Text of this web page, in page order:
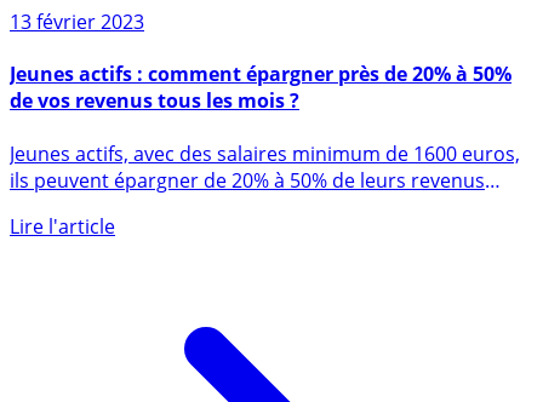
13 février 2023
de vos revenus tous les mois ?
Jeunes actifs, avec des salaires minimum de 1600 euros,
ils peuvent épargner de 20% à 50% de leurs revenus